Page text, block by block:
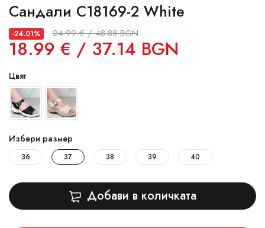
Сандали C18169-2 White
-24.01% 24.99 € / 48.88 BGN
18.99 € / 37.14 BGN
Цвят
Избери размер
36 37 38 39 40
Добави в количката